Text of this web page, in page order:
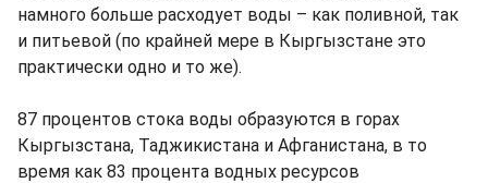
намного больше расходует воды – как поливной, так
и питьевой (по крайней мере в Кыргызстане это
практически одно и то же).
87 процентов стока воды образуются в горах
Кыргызстана, Таджикистана и Афганистана, в то
время как 83 процента водных ресурсов